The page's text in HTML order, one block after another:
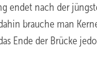
endet nach der
brauche man
Ende der Brücke